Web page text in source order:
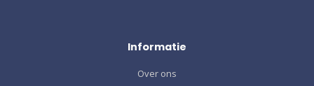
Informatie
Over ons